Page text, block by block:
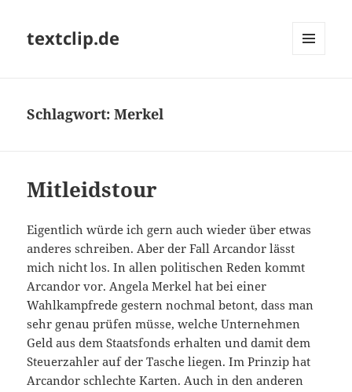
textclip.de
Schlagwort:Merkel
Mitleidstour
Eigentlich würde ich gern auch wieder über etwas
anderes schreiben. Aber der Fall Arcandor lässt
mich nicht los. In allen politischen Reden kommt
Arcandor vor. Angela Merkel hat bei einer
Wahlkampfrede gestern nochmal betont, dass man
sehr genau prüfen müsse, welche Unternehmen
Geld aus dem Staatsfonds erhalten und damit dem
Steuerzahler auf der Tasche liegen. Im Prinzip hat
Arcandor schlechte Karten. Auch in den anderen